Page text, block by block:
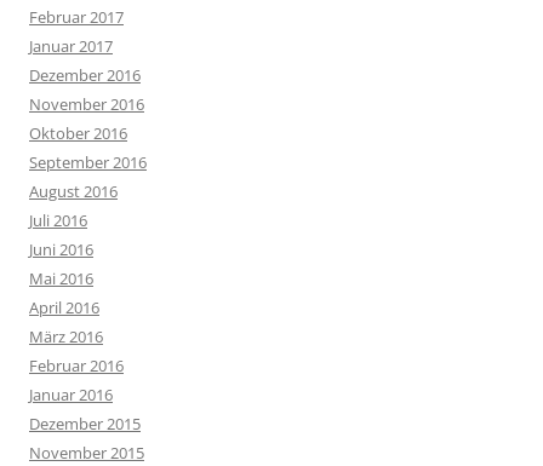
Februar 2017
Januar 2017
Dezember 2016
November 2016
Oktober 2016
September 2016
August 2016
Juli 2016
Juni 2016
Mai 2016
April 2016
März 2016
Februar 2016
Januar 2016
Dezember 2015
November 2015